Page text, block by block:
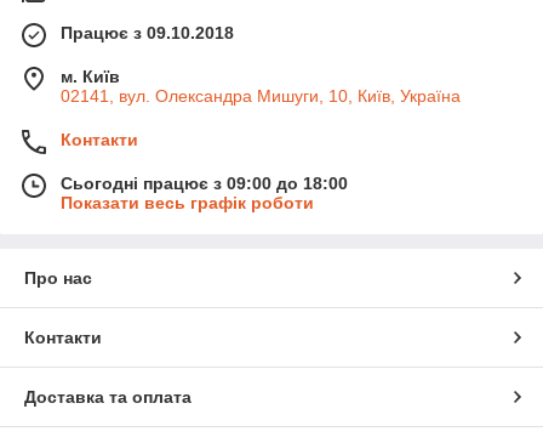
Працює з 09.10.2018
м. Київ
02141, вул. Олександра Мишуги, 10, Київ, Україна
Контакти
Сьогодні працює з 09:00 до 18:00
Показати весь графік роботи
Про нас
Контакти
Доставка та оплата